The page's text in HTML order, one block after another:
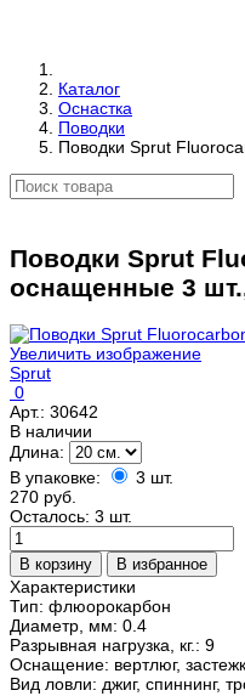
Каталог
Оснастка
Поводки
Поводки Sprut
Поводки Sprut
оснащенные 3 шт.,
Увеличить изображение
Sprut
0
Арт.: 30642
В наличии
Длина:
В упаковке:
3 шт.
270 руб.
Осталось: 3 шт.
Характеристики
Тип: флюорокарбон
Диаметр, мм: 0.4
Разрывная нагрузка, кг.: 9
Оснащение: вертлюг,
Вид ловли: джиг, спиннинг,